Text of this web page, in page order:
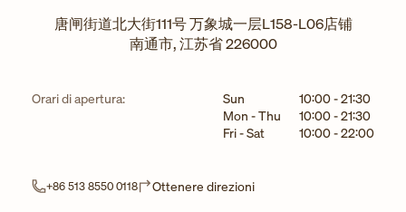
唐闸街道北大街111号 万象城一层L158-L06店铺
南通市,江苏省226000
Orari di apertura: Giorno della settimanaOre
Sun 10:00-21:30
Mon - Thu
10:00-21:30
Fri - Sat
10:00-22:00
+86 513 8550 0118 Ottenere direzioniLink Opens in New Tab